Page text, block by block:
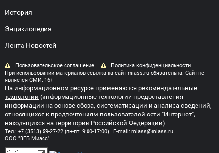
История
Энциклопедия
Лента Новостей
Пользовательское соглашение
Политика конфиденциальности
При использовании материалов ссылка на сайт miass.ru обязательна. Сайт не
является СМИ. 16+
На информационном ресурсе применяются рекомендательные
технологии (информационные технологии предоставления
информации на основе сбора, систематизации и анализа сведений,
относящихся к предпочтениям пользователей сети "Интернет",
находящихся на территории Российской Федерации)
Тел.: +7 (3513) 59-27-22 (пн-пт: 9:00-17:00) E-mail: miass@miass.ru
ООО "ВЕБ Миасс"